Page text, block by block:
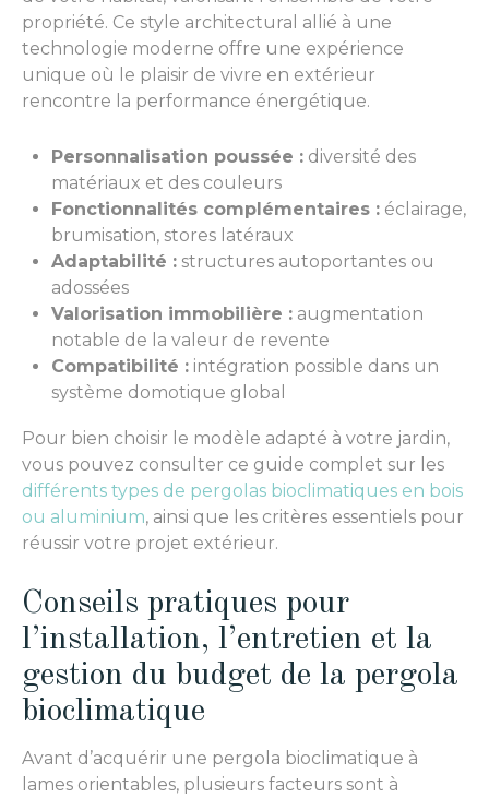
propriété. Ce style architectural allié à une
technologie moderne offre une expérience
unique où le plaisir de vivre en extérieur
rencontre la performance énergétique.
Personnalisation poussée : diversité des
matériaux et des couleurs
Fonctionnalités complémentaires : éclairage,
brumisation, stores latéraux
Adaptabilité : structures autoportantes ou
adossées
Valorisation immobilière : augmentation
notable de la valeur de revente
Compatibilité : intégration possible dans un
système domotique global
Pour bien choisir le modèle adapté à votre jardin,
vous pouvez consulter ce guide complet sur les
différents types de pergolas bioclimatiques en bois
ou aluminium, ainsi que les critères essentiels pour
réussir votre projet extérieur.
Conseils pratiques pour
l’installation, l’entretien et la
gestion du budget de la pergola
bioclimatique
Avant d’acquérir une pergola bioclimatique à
lames orientables, plusieurs facteurs sont à